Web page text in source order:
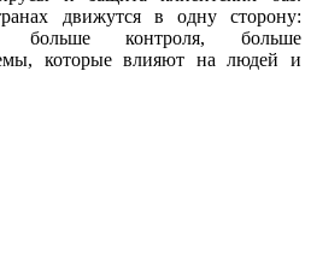
движутся в одну сторону:
больше контроля, больше
которые влияют на людей и